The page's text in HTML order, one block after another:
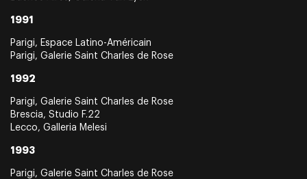
1991
Parigi, Espace Latino-Américain
Parigi, Galerie Saint Charles de Rose
1992
Parigi, Galerie Saint Charles de Rose
Brescia, Studio F.22
Lecco, Galleria Melesi
1993
Parigi, Galerie Saint Charles de Rose